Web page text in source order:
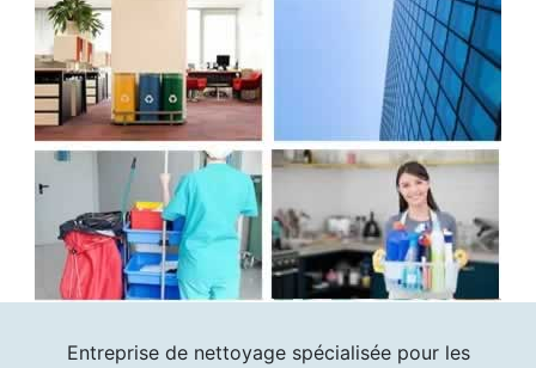
Entreprise de nettoyage spécialisée pour les